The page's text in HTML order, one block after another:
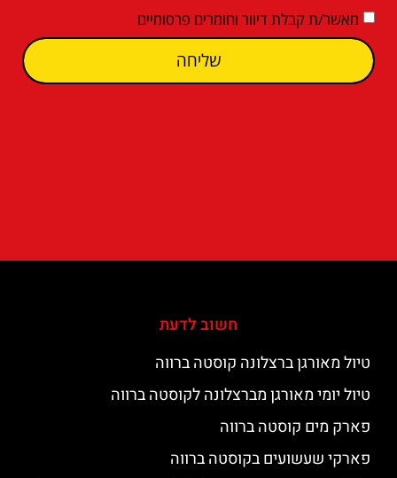
מאשר/ת קבלת דיוור וחומרים פרסומיים
שליחה
חשוב לדעת
טיול מאורגן ברצלונה קוסטה ברווה
טיול יומי מאורגן מברצלונה לקוסטה ברווה
פארק מים קוסטה ברווה
פארקי שעשועים בקוסטה ברווה